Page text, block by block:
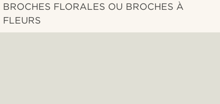
BROCHES FLORALES OU BROCHES À
FLEURS